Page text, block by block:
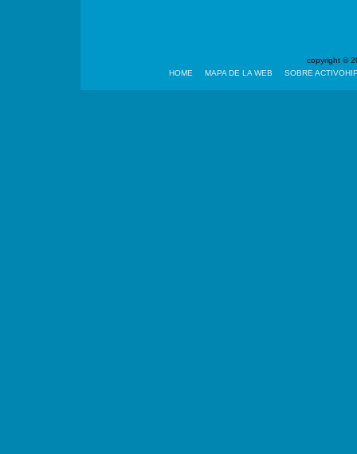
copyright ©
HOME
MAPA DE LA WEB SOBRE